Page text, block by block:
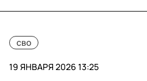
сво
19 ЯНВАРЯ 2026 13:25